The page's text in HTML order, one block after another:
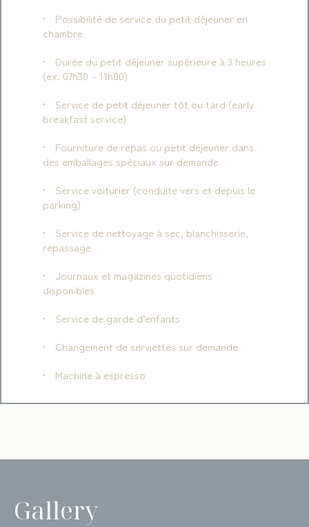
Possibilité de service du petit déjeuner en
chambre
Durée du petit déjeuner supérieure à 3 heures
(ex. 07h30 – 11h00)
Service de petit déjeuner tôt ou tard (early
breakfast service)
Fourniture de repas ou petit déjeuner dans
des emballages spéciaux sur demande
Service voiturier (conduite vers et depuis le
parking)
Service de nettoyage à sec, blanchisserie,
repassage
Journaux et magazines quotidiens
disponibles
Service de garde d’enfants
Changement de serviettes sur demande
Machine à espresso
Gallery